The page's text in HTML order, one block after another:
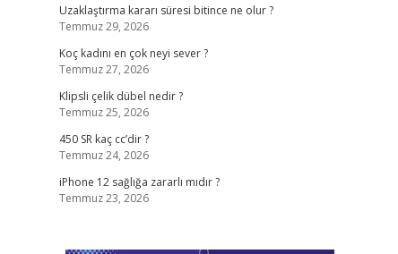
Uzaklaştırma kararı süresi bitince ne olur ?
Temmuz 29, 2026
Koç kadını en çok neyi sever ?
Temmuz 27, 2026
Klipsli çelik dübel nedir ?
Temmuz 25, 2026
450 SR kaç cc’dir ?
Temmuz 24, 2026
iPhone 12 sağlığa zararlı mıdır ?
Temmuz 23, 2026